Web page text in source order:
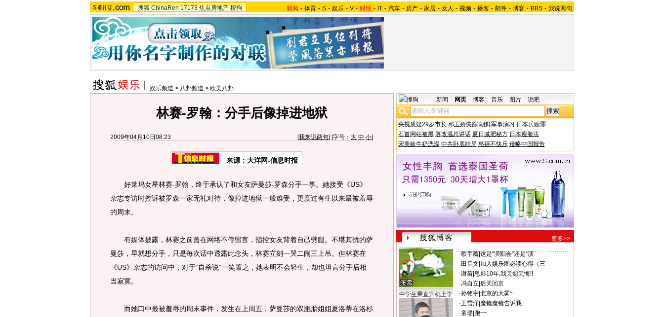
搜狐 ChinaRen 17173 焦点房地产 搜狗 新闻 - 体育 - S - 娱乐 - V - 财经 - IT - 汽车 - 房产 - 家居 - 女人 - 视频 - 播客 - 邮件 - 博客 - BBS - 我说两句
娱乐频道 > 八卦频道 > 欧美八卦
林赛-罗翰：分手后像掉进地狱
2009年04月10日08:23 [我来说两句] [字号： 大 中 小]
来源：大洋网-信息时报
好莱坞女星林赛-罗翰，终于承认了和女友萨曼莎-罗森分手一事。她接受《US》
杂志专访时控诉被罗森一家无礼对待，像掉进地狱一般难受，更度过有生以来最被羞辱
的周末。
有媒体披露，林赛之前曾在网络不停留言，指控女友背着自己劈腿。不堪其扰的萨
曼莎，早就想分手，只是每次话中透露此念头，林赛立刻一哭二闹三上吊。但林赛在
《US》杂志的访问中，对于“自杀说”一笑置之，她表明不会轻生，却也坦言分手后相
当寂寞。
而她口中最被羞辱的周末事件，发生在上周五，萨曼莎的双胞胎姐姐夏洛蒂在洛杉
新闻 网页 博客 音乐 图片 说吧
央视质疑29岁市长 邓玉娇失踪 朝鲜军事演习 日本兵赎罪
石首网站被黑 篡改温总讲话 夏日减肥秘方 日本瘦脸法
宋美龄牛奶洗澡 中共卧底结局 慈禧不快乐 侵略中国报告
更多>>
中学生乘直升机上学
·歌手魔| 这是“演唱会”还是“演
· 田启文 加入娱乐圈必读心得（三
·谢苗| 息影10年,我无怨无悔!!
·冯自立 后天回京
·孙铭宇| 北京的大雾~
·王雪洋| 魔镜魔镜告诉我
·童瑶| 跑~~